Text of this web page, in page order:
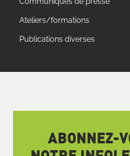
Ateliers/formations
Publications diverses
ABONNEZ-